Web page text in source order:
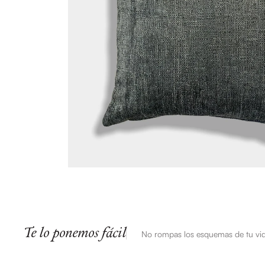
Te lo ponemos fácil No rompas los esquemas de tu